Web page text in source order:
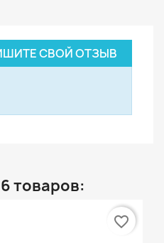
СВОЙ ОТЗЫВ
товаров:
favorite_border